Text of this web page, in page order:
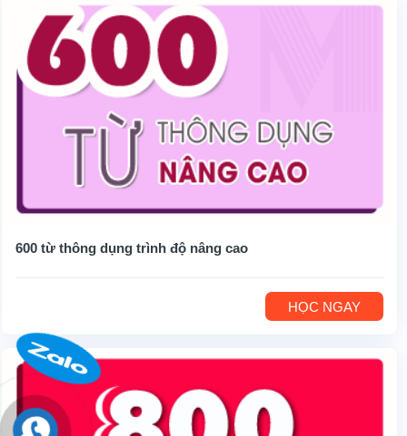
600 từ thông dụng trình độ nâng cao
HỌC NGAY